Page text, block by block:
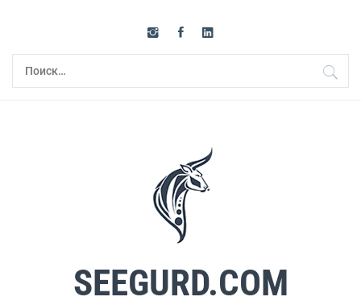
содержимому
Найти:
SEEGURD.COM